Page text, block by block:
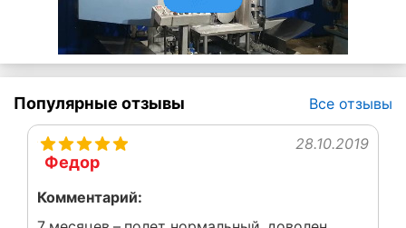
Популярные отзывы Все отзывы
28.10.2019
Федор
Комментарий: